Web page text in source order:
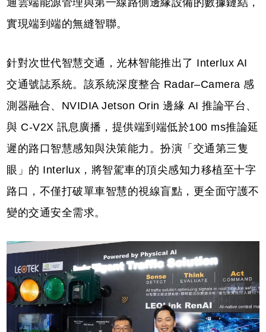
通雲端能源管理與第一線路側邊緣設備的數據鏈結，
實現端到端的無縫智聯。
針對次世代智慧交通，光林智能推出了 Interlux AI
交通號誌系統。該系統深度整合 Radar–Camera 感
測器融合、NVIDIA Jetson Orin 邊緣 AI 推論平台、
與 C-V2X 訊息廣播，提供端到端低於100 ms推論延
遲的路口智慧感知與決策能力。扮演「交通第三隻
眼」的 Interlux，將智駕車的頂尖感知力移植至十字
路口，不僅打破單車智慧的視線盲點，更全面守護不
變的交通安全需求。